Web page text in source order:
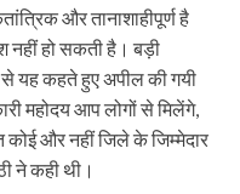
और तानाशाहीपूर्ण है
नहीं हो सकती है। बड़ी
यह कहते हुए अपील की गयी
महोदय आप लोगों से मिलेंगे,
और नहीं जिले के जिम्मेदार
ने कही थी।